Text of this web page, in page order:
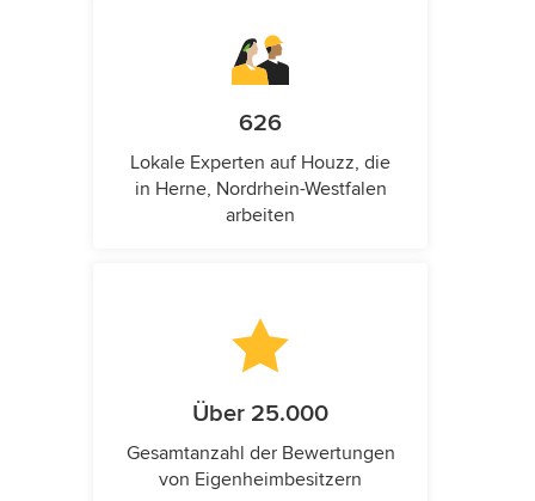
626
Lokale Experten auf Houzz, die
in Herne, Nordrhein-Westfalen
arbeiten
Über 25.000
Gesamtanzahl der Bewertungen
von Eigenheimbesitzern